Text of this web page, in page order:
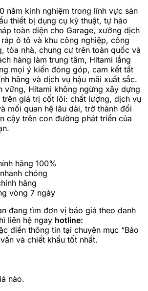
năm kinh nghiệm trong lĩnh vực sản
thiết bị dụng cụ kỹ thuật, tự hào
toàn diện cho Garage, xưởng dịch
ô tô và khu công nghiệp, công
tòa nhà, chung cư trên toàn quốc và
hàng làm trung tâm, Hitami lắng
mọi ý kiến đóng góp, cam kết tất
hãng và dịch vụ hậu mãi xuất sắc.
vững, Hitami không ngừng xây dựng
trên giá trị cốt lõi: chất lượng, dịch vụ
mối quan hệ lâu dài, trở thành đối
cậy trên con đường phát triển của
hãng 100%
chóng
hãng
vòng 7 ngày
đang tìm đơn vị báo giá theo danh
liên hệ ngay hotline:
điền thông tin tại chuyên mục “Báo
và chiết khấu tốt nhất.
nào.